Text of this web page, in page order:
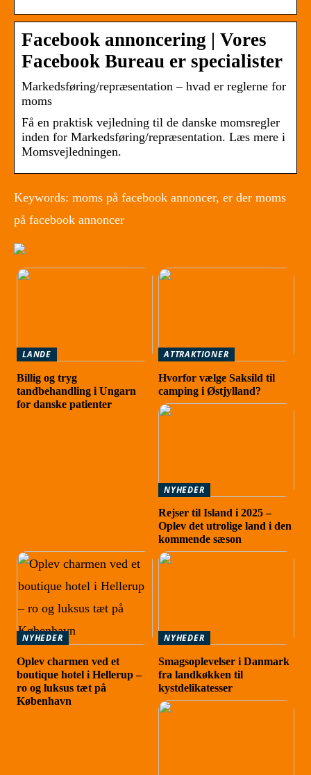
Facebook annoncering | Vores
Facebook Bureau er specialister
Markedsføring/repræsentation – hvad er reglerne for
moms
Få en praktisk vejledning til de danske momsregler
inden for Markedsføring/repræsentation. Læs mere i
Momsvejledningen.
Keywords: moms på facebook annoncer, er der moms
på facebook annoncer
LANDE
Billig og tryg
tandbehandling i Ungarn
for danske patienter
ATTRAKTIONER
Hvorfor vælge Saksild til
camping i Østjylland?
NYHEDER
Rejser til Island i 2025 –
Oplev det utrolige land i den
kommende sæson
NYHEDER
Oplev charmen ved et
boutique hotel i Hellerup –
ro og luksus tæt på
København
NYHEDER
Smagsoplevelser i Danmark
fra landkøkken til
kystdelikatesser